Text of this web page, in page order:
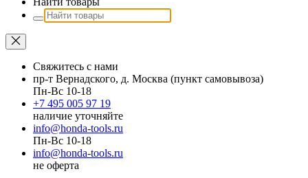
Свяжитесь с нами
пр-т Вернадского, д. Москва (пункт самовывоза)
Пн-Вс 10-18
+7 495 005 97 19
наличие уточняйте
info@honda-tools.ru
Пн-Вс 10-18
info@honda-tools.ru
не оферта